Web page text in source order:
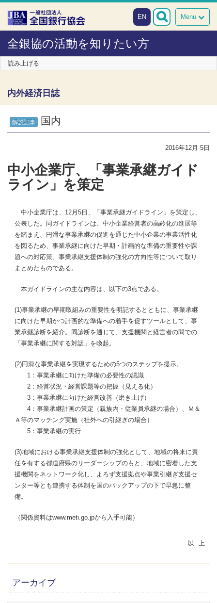
本文へスキップ
障がい者向け相談窓口
Menu
EN
全銀協の活動を知りたい方
読み上げる
内外経済日誌
解説記事 国内
2016年12月 5日
中小企業庁、「事業承継ガイド
ライン」を策定
中小企業庁は、12月5日、「事業承継ガイドライン」を策定し、
公表した。同ガイドラインは、中小企業経営者の高齢化の進展等
を踏まえ、円滑な事業承継の促進を通じた中小企業の事業活性化
を図るため、事業承継に向けた早期・計画的な準備の重要性や課
題への対応策、事業承継支援体制の強化の方向性等について取り
まとめたものである。
本ガイドラインの主な内容は、以下の3点である。
(1)事業承継の早期取組みの重要性を明記するとともに、事業承継
に向けた早期かつ計画的な準備への着手を促すツールとして、事
業承継診断を紹介。同診断を通じて、支援機関と経営者の間での
「事業承継に関する対話」を喚起。
(2)円滑な事業承継を実現するための5つのステップを提示。
1：事業承継に向けた準備の必要性の認識
2：経営状況・経営課題等の把握（見える化）
3：事業承継に向けた経営改善（磨き上げ）
4：事業承継計画の策定（親族内・従業員承継の場合）、Ｍ＆
Ａ等のマッチング実施（社外への引継ぎの場合）
5：事業承継の実行
(3)地域における事業承継支援体制の強化として、地域の将来に責
任を有する都道府県のリーダーシップのもと、地域に密着した支
援機関をネットワーク化し、よろず支援拠点や事業引継ぎ支援セ
ンター等とも連携する体制を国のバックアップの下で早急に整
備。
（関係資料はwww.meti.go.jpから入手可能）
アーカイブ